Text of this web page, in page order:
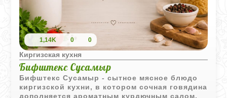
1,14K 0 0
Киргизская кухня
Бифштекс Сусамыр
Бифштекс Сусамыр - сытное мясное блюдо
киргизской кухни, в котором сочная говядина
дополняется ароматным курдючным салом.